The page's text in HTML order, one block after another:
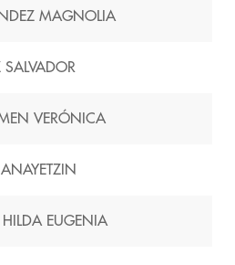
MAGNOLIA
VERÓNICA
HILDA EUGENIA